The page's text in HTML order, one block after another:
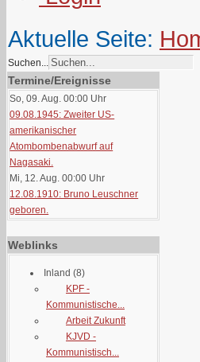
Aktuelle Seite:
Suchen...
Termine/Ereignisse
So, 09. Aug. 00:00 Uhr
09.08.1945: Zweiter US-
amerikanischer
Atombombenabwurf auf
Nagasaki.
Mi, 12. Aug. 00:00 Uhr
12.08.1910: Bruno Leuschner
geboren.
Weblinks
Inland (8)
KPF -
Kommunistische...
Arbeit Zukunft
KJVD -
Kommunistisch...